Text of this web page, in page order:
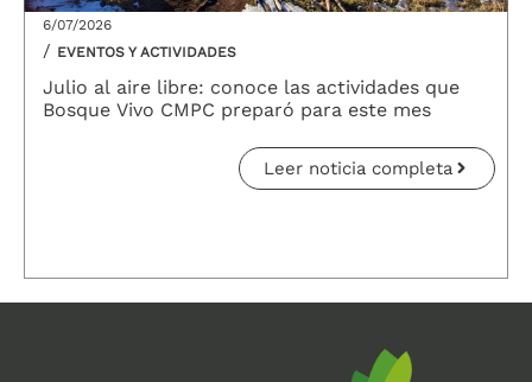
6/07/2026
/ EVENTOS Y ACTIVIDADES
Julio al aire libre: conoce las actividades que
Bosque Vivo CMPC preparó para este mes
Leer noticia completa